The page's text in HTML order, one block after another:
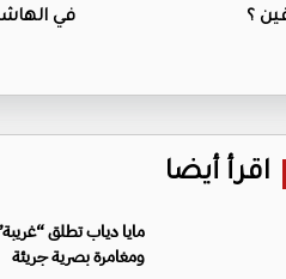
؟
في
اقرأ أيضا
مايا دياب تطلق
ومغامرة بصرية جريئة